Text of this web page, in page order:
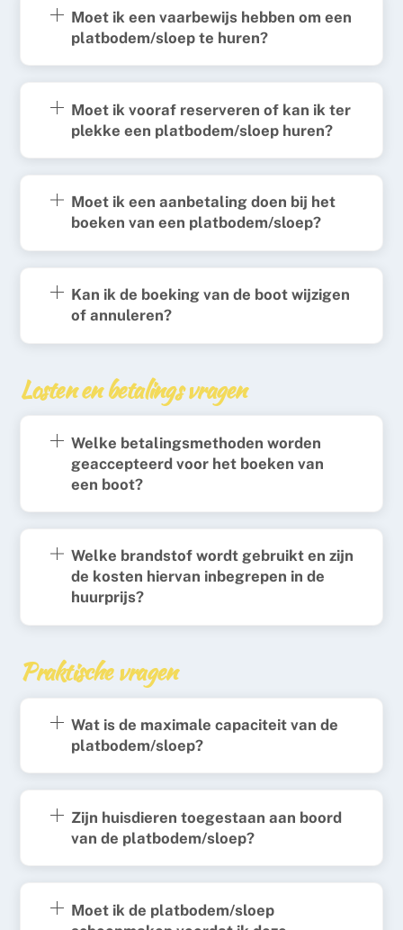
Moet ik een vaarbewijs hebben om een
platbodem/sloep te huren?
Moet ik vooraf reserveren of kan ik ter
plekke een platbodem/sloep huren?
Moet ik een aanbetaling doen bij het
boeken van een platbodem/sloep?
Kan ik de boeking van de boot wijzigen
of annuleren?
Losten en betalings vragen
Welke betalingsmethoden worden
geaccepteerd voor het boeken van
een boot?
Welke brandstof wordt gebruikt en zijn
de kosten hiervan inbegrepen in de
huurprijs?
Praktische vragen
Wat is de maximale capaciteit van de
platbodem/sloep?
Zijn huisdieren toegestaan aan boord
van de platbodem/sloep?
Moet ik de platbodem/sloep